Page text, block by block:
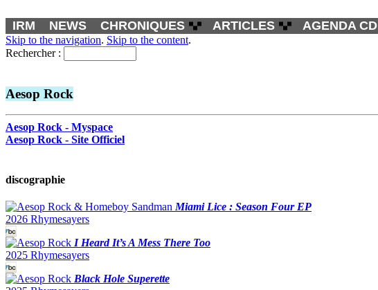
IRM NEWS CHRONIQUES ARTICLES AGENDA CD
Skip to the navigation. Skip to the content.
Rechercher :
Aesop Rock
Aesop Rock - Myspace
Aesop Rock - Site Officiel
discographie
Miami Lice : Season Four EP
2026 Rhymesayers
I Heard It’s A Mess There Too
2025 Rhymesayers
Black Hole Superette